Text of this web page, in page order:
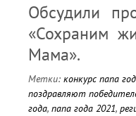
Обсудили
«Сохраним
Мама».
Метки: конкурс папа
поздравляют
года, папа года 2021,